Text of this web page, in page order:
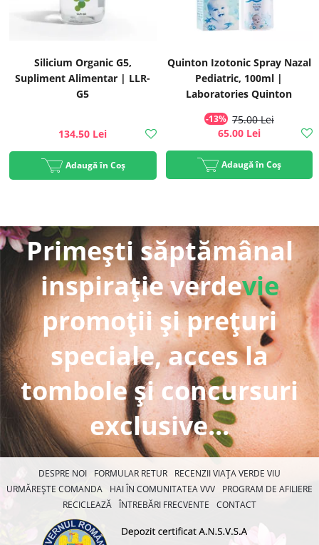
Silicium Organic G5,
Supliment Alimentar | LLR-
G5
134.50 Lei
Adaugă în Coș
Quinton Izotonic Spray Nazal
Pediatric, 100ml |
Laboratories Quinton
-13% 75.00 Lei
65.00 Lei
Adaugă în Coș
Primești săptămânal
inspirație verdevie
promoții și prețuri
speciale, acces la
tombole și concursuri
exclusive...
DESPRE NOI FORMULAR RETUR
RECENZII VIAȚA VERDE VIU
URMĂREȘTE COMANDA
HAI ÎN COMUNITATEA VVV
PROGRAM DE AFILIERE
RECICLEAZĂ ÎNTREBĂRI FRECVENTE CONTACT